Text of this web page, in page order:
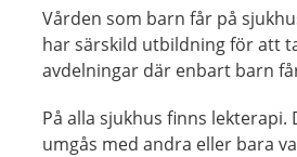
Vården som barn får på
har särskild utbildning för att
avdelningar där enbart barn
På alla sjukhus finns
umgås med andra eller bara